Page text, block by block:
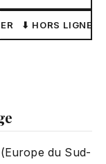
⬇ HORS LIGNE
du Sud-